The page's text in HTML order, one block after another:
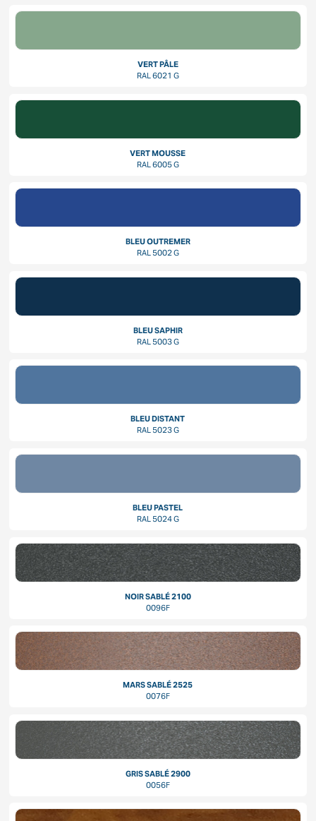
VERT PÂLE
RAL 6021 G
VERT MOUSSE
RAL 6005 G
BLEU OUTREMER
RAL 5002 G
BLEU SAPHIR
RAL 5003 G
BLEU DISTANT
RAL 5023 G
BLEU PASTEL
RAL 5024 G
NOIR SABLÉ 2100
0096F
MARS SABLÉ 2525
0076F
GRIS SABLÉ 2900
0056F